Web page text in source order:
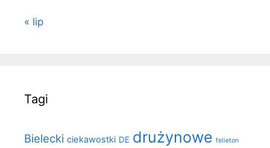
« lip
Tagi
Bielecki ciekawostki DE drużynowe felieton